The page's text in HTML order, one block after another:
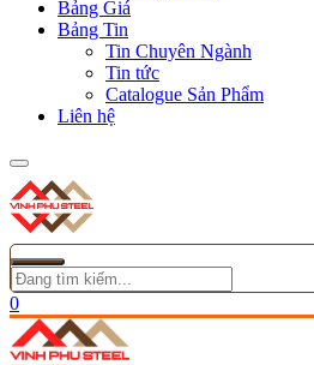
Bảng Giá
Bảng Tin
Tin Chuyên Ngành
Tin tức
Catalogue Sản Phẩm
Liên hệ
0